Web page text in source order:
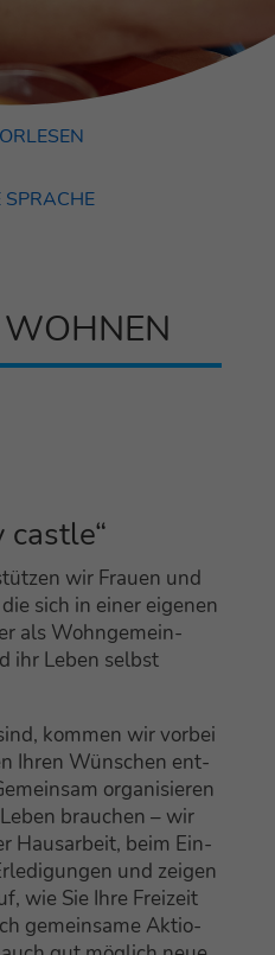
SPRACHE
WOHNEN
castle“
wir Frau­en und
sich in einer eige­nen
als Wohn­ge­mein­
ihr Leben selbst
kom­men wir vor­bei
Ihren Wün­schen ent­
orga­ni­sie­ren
brau­chen – wir
Haus­ar­beit, beim Ein­
und zei­gen
wie Sie Ihre Frei­zeit
gemein­sa­me Aktio­